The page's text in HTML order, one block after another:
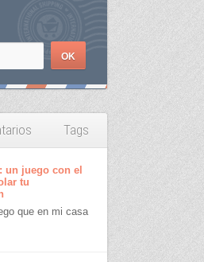
Tags
un juego con el
tu
que en mi casa